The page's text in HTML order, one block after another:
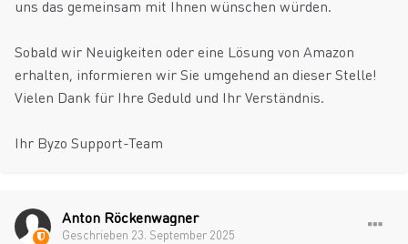
uns das gemeinsam mit Ihnen wünschen würden.
Sobald wir Neuigkeiten oder eine Lösung von Amazon
erhalten, informieren wir Sie umgehend an dieser Stelle!
Vielen Dank für Ihre Geduld und Ihr Verständnis.
Ihr Byzo Support-Team
Anton Röckenwagner
Geschrieben 23. September 2025